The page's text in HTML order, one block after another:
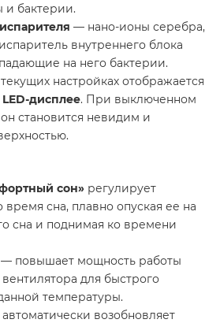
и бактерии.
— нано-ионы серебра,
внутреннего блока
на него бактерии.
настройках отображается
дисплее. При выключенном
становится невидим и
сон» регулирует
время сна, плавно опуская ее на
сна и поднимая ко времени
— повышает мощность работы
для быстрого
температуры.
возобновляет